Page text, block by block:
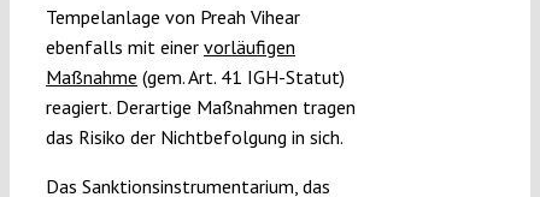
Tempelanlage von Preah Vihear
ebenfalls mit einer vorläufigen
Maßnahme (gem. Art. 41 IGH-Statut)
reagiert. Derartige Maßnahmen tragen
das Risiko der Nichtbefolgung in sich.
Das Sanktionsinstrumentarium, das